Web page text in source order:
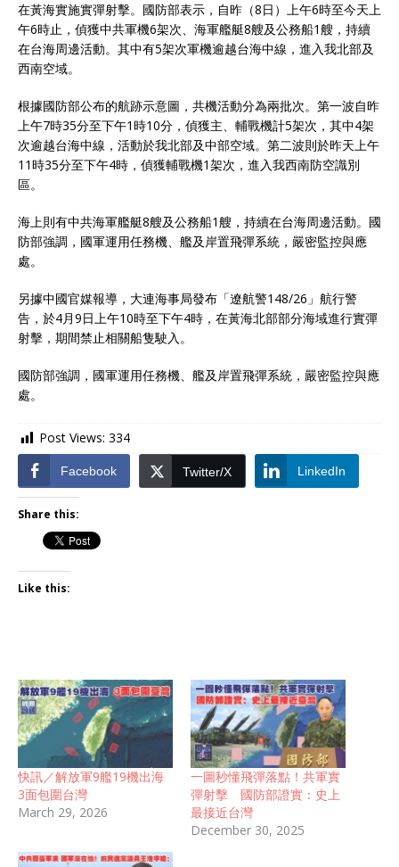
在黃海實施實彈射擊。​國防部表示，自昨（8日）上午6時至今天上
午6時止，偵獲中共軍機6架次、海軍艦艇8艘及公務船1艘，持續
在台海周邊活動。其中有5架次軍機逾越台海中線，進入我北部及
西南空域。
​根據國防部公布的航跡示意圖，共機活動分為兩批次。第一波自昨
上午7時35分至下午1時10分，偵獲主、輔戰機計5架次，其中4架
次逾越台海中線，活動於我北部及中部空域。第二波則於昨天上午
11時35分至下午4時，偵獲輔戰機1架次，進入我西南防空識別
區。
海上則有中共海軍艦艇8艘及公務船​1艘，持續在台海周邊活動。國
防部強調，國軍運用任務機、艦及岸置飛彈系統，嚴密監控與應
處。
另據中國官媒報導，大連海事局發布「遼航警148/26」航行警
告，於4月9日上午10時至下午4時，在黃海北部部分海域進行實彈
射擊，期間禁止相關船隻駛入。
國防部強調，國軍運用任務機、艦及岸置飛彈系統，嚴密監控與應
處。
Post Views: 334
Facebook Twitter/X LinkedIn
Share this:
Like this:
快訊／解放軍9艦19機出海
3面包圍台灣
March 29, 2026
一圖秒懂飛彈落點！共軍實
彈射擊 國防部證實：史上
最接近台灣
December 30, 2025